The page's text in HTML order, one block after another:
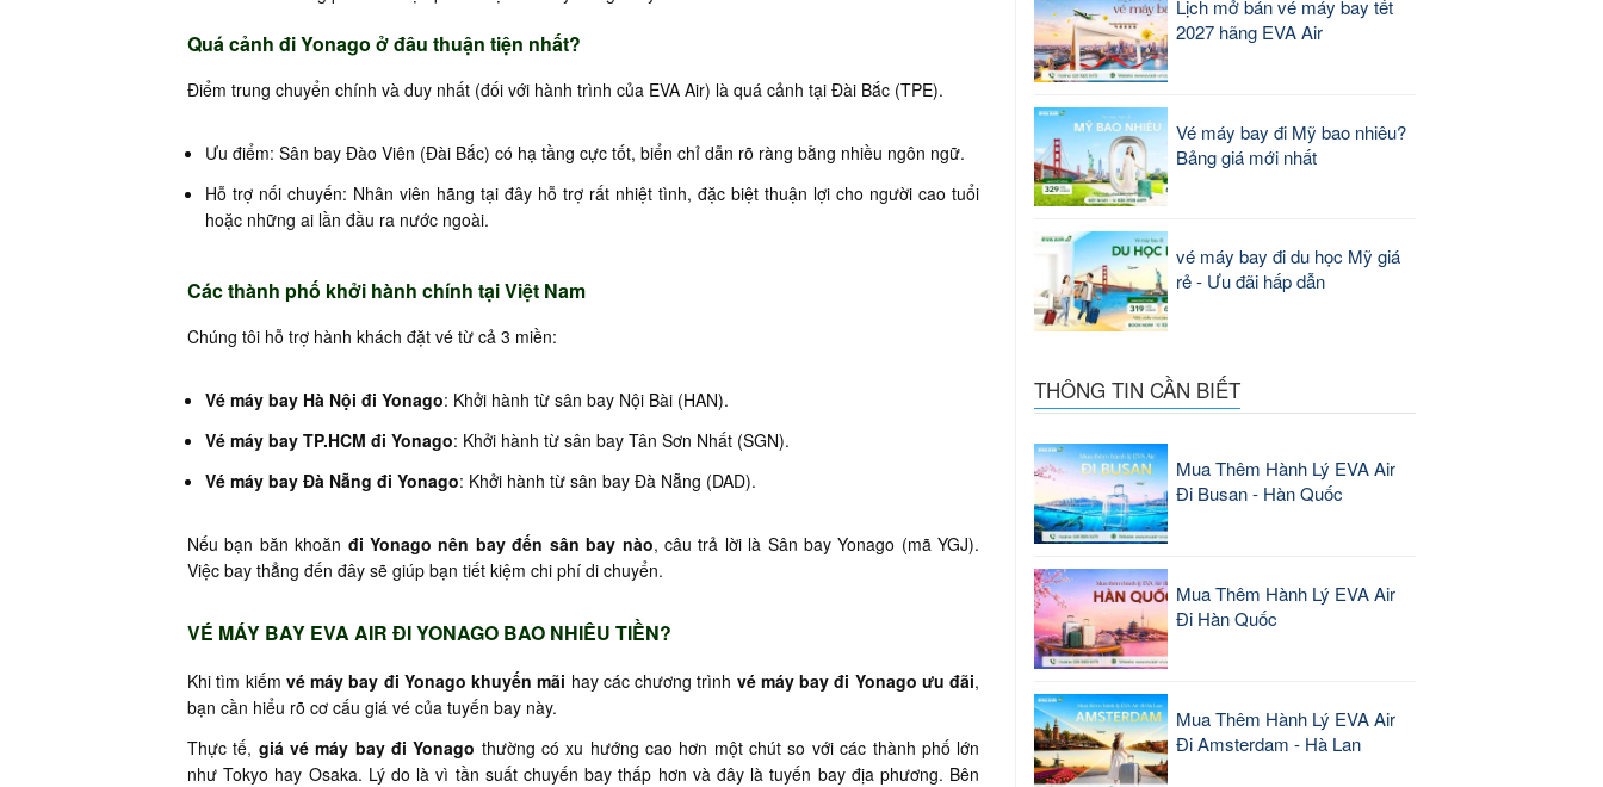
Quá cảnh đi Yonago ở đâu thuận tiện nhất?
Điểm trung chuyển chính và duy nhất (đối với hành trình của EVA Air) là quá cảnh tại Đài Bắc (TPE).
Ưu điểm: Sân bay Đào Viên (Đài Bắc) có hạ tầng cực tốt, biển chỉ dẫn rõ ràng bằng nhiều ngôn ngữ.
Hỗ trợ nối chuyến: Nhân viên hãng tại đây hỗ trợ rất nhiệt tình, đặc biệt thuận lợi cho người cao tuổi
hoặc những ai lần đầu ra nước ngoài.
Các thành phố khởi hành chính tại Việt Nam
Chúng tôi hỗ trợ hành khách đặt vé từ cả 3 miền:
Vé máy bay Hà Nội đi Yonago: Khởi hành từ sân bay Nội Bài (HAN).
Vé máy bay TP.HCM đi Yonago: Khởi hành từ sân bay Tân Sơn Nhất (SGN).
Vé máy bay Đà Nẵng đi Yonago: Khởi hành từ sân bay Đà Nẵng (DAD).
Nếu bạn băn khoăn đi Yonago nên bay đến sân bay nào, câu trả lời là Sân bay Yonago (mã YGJ).
Việc bay thẳng đến đây sẽ giúp bạn tiết kiệm chi phí di chuyển.
VÉ MÁY BAY EVA AIR ĐI YONAGO BAO NHIÊU TIỀN?
Khi tìm kiếm vé máy bay đi Yonago khuyến mãi hay các chương trình vé máy bay đi Yonago ưu đãi,
bạn cần hiểu rõ cơ cấu giá vé của tuyến bay này.
Thực tế, giá vé máy bay đi Yonago thường có xu hướng cao hơn một chút so với các thành phố lớn
như Tokyo hay Osaka. Lý do là vì tần suất chuyến bay thấp hơn và đây là tuyến bay địa phương. Bên
Lịch mở bán vé máy bay tết
2027 hãng EVA Air
Vé máy bay đi Mỹ bao nhiêu?
Bảng giá mới nhất
vé máy bay đi du học Mỹ giá
rẻ - Ưu đãi hấp dẫn
THÔNG TIN CẦN BIẾT
Mua Thêm Hành Lý EVA Air
Đi Busan - Hàn Quốc
Mua Thêm Hành Lý EVA Air
Đi Hàn Quốc
Mua Thêm Hành Lý EVA Air
Đi Amsterdam - Hà Lan